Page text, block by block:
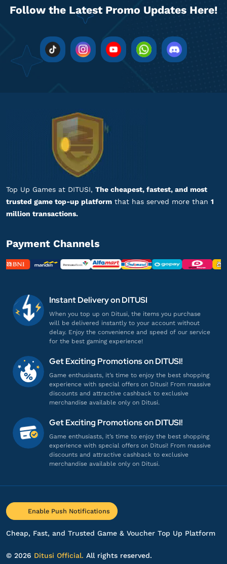
Follow the Latest Promo Updates Here!
Top Up Games at DITUSI, The cheapest, fastest, and most
trusted game top-up platform that has served more than 1
million transactions.
Payment Channels
Instant Delivery on DITUSI
When you top up on Ditusi, the items you purchase
will be delivered instantly to your account without
delay. Enjoy the convenience and speed of our service
for the best gaming experience!
Get Exciting Promotions on DITUSI!
Game enthusiasts, it’s time to enjoy the best shopping
experience with special offers on Ditusi! From massive
discounts and attractive cashback to exclusive
merchandise available only on Ditusi.
Get Exciting Promotions on DITUSI!
Game enthusiasts, it’s time to enjoy the best shopping
experience with special offers on Ditusi! From massive
discounts and attractive cashback to exclusive
merchandise available only on Ditusi.
Enable Push Notifications
Cheap, Fast, and Trusted Game & Voucher Top Up Platform
© 2026 Ditusi Official. All rights reserved.